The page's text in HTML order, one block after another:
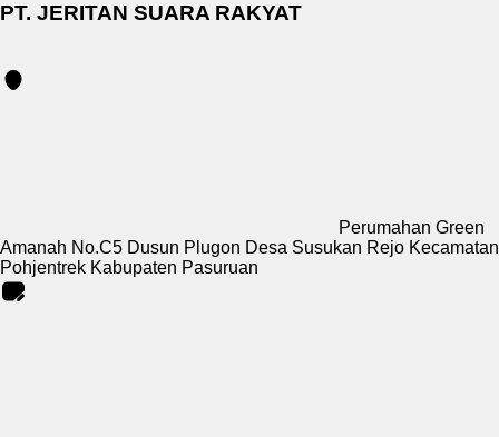
PT. JERITAN SUARA RAKYAT
Perumahan Green
Amanah No.C5 Dusun Plugon Desa Susukan Rejo Kecamatan
Pohjentrek Kabupaten Pasuruan